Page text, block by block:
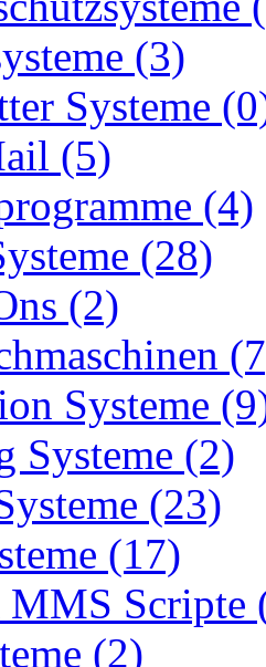
(3)
Systeme
(5)
(4)
(28)
(2)
Systeme
Systeme (2)
(23)
(17)
Scripte
(2)